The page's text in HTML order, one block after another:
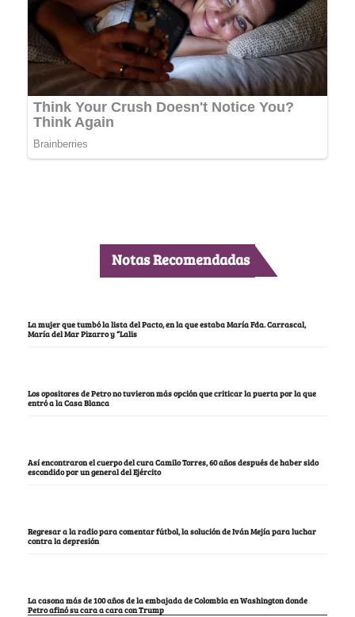
Notas Recomendadas
La mujer que tumbó la lista del Pacto, en la que estaba María Fda. Carrascal,
María del Mar Pizarro y “Lalis
Los opositores de Petro no tuvieron más opción que criticar la puerta por la que
entró a la Casa Blanca
Así encontraron el cuerpo del cura Camilo Torres, 60 años después de haber sido
escondido por un general del Ejército
Regresar a la radio para comentar fútbol, la solución de Iván Mejía para luchar
contra la depresión
La casona más de 100 años de la embajada de Colombia en Washington donde
Petro afinó su cara a cara con Trump